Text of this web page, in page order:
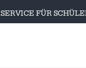
SERVICE FÜR